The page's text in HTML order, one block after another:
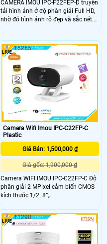
CAMERA IMOU IPC-F22FEP-D truyền
tải hình ảnh ở độ phân giải Full HD,
nhờ đó hình ảnh rõ đẹp và sắc nét.
Camera chủ động giữ các mối đe
tâm. CAMERA IMOU IPC-F22FEP-D
có cảm biến 1080P và thuật toán IR
tiên tiến cung cấp video rõ nét cả
ngày lẫn đêm. Nén H
Camera Wifi Imou IPC-C22FP-C
Plastic
Giá Bán: 1,500,000 ₫
Giá gốc: 1,900,000 ₫
Camera WIFI IMOU IPC-C22FP-C Độ
phân giải 2 MPixel cảm biến CMOS
kích thước 1/2. 8”,
25/30fps@2MP(1920×1080),Tính
năng phát hiện con người, phát hiện
âm thanh bất thường, đàm thoại hai
chiều,Tính năng Wifi Hotspot
(AP),Ống kính cố định 2. 8mm cho
15265
11298